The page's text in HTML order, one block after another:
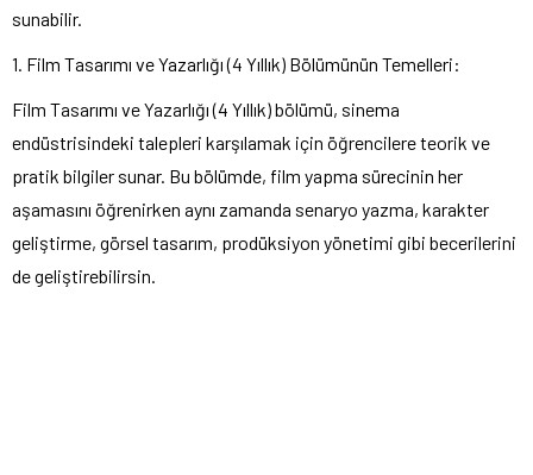
sunabilir.
1. Film Tasarımı ve Yazarlığı (4 Yıllık) Bölümünün Temelleri:
Film Tasarımı ve Yazarlığı (4 Yıllık) bölümü, sinema
endüstrisindeki talepleri karşılamak için öğrencilere teorik ve
pratik bilgiler sunar. Bu bölümde, film yapma sürecinin her
aşamasını öğrenirken aynı zamanda senaryo yazma, karakter
geliştirme, görsel tasarım, prodüksiyon yönetimi gibi becerilerini
de geliştirebilirsin.